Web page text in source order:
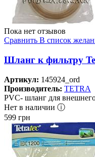
Пока нет отзывов
Сравнить В список
Шланг к фильтру
Артикул: 145924_ord
Производитель: TETRA
PVC- шланг для
Нет в наличии ⓘ
599 грн